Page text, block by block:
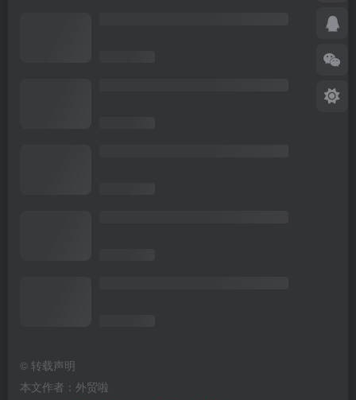
© 转载声明
本文作者：外贸啦